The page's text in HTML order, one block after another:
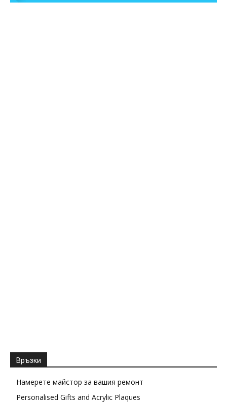
Връзки
Намерете майстор за вашия ремонт
Personalised Gifts and Acrylic Plaques